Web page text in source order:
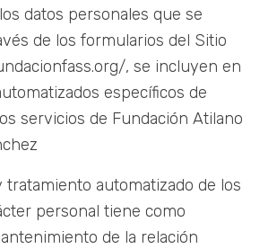
datos personales que se
de los formularios del Sitio
, se incluyen en
específicos de
servicios de Fundación Atilano
tratamiento automatizado de los
personal tiene como
de la relación